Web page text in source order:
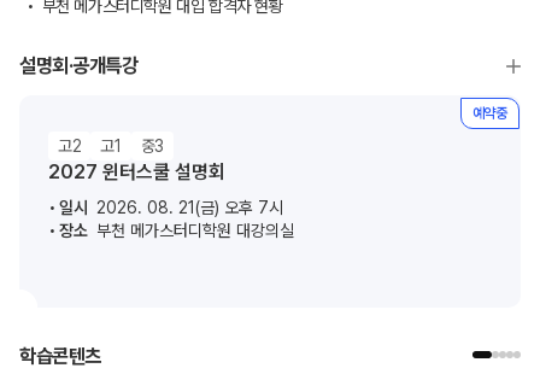
부천 메가스터디학원 대입 합격자 현황
설명회·공개특강
고2 고1 중3
2027 윈터스쿨 설명회
일시 2026. 08. 21(금) 오후 7시
장소 부천 메가스터디학원 대강의실
예약중
학습콘텐츠